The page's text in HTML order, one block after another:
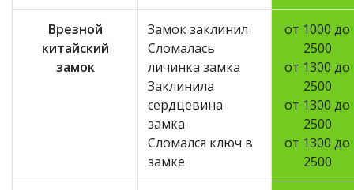
Врезной
китайский
замок
Замок заклинил
Сломалась
личинка замка
Заклинила
сердцевина
замка
Сломался ключ в
замке
от 1000 до
2500
от 1300 до
2500
от 1300 до
2500
от 1300 до
2500